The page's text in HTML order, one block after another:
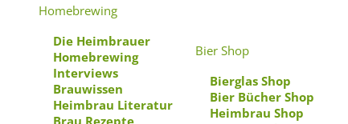
Homebrewing
Die Heimbrauer
Homebrewing
Interviews
Brauwissen
Heimbrau Literatur
Brau Rezepte
Bier Shop
Bierglas Shop
Bier Bücher Shop
Heimbrau Shop